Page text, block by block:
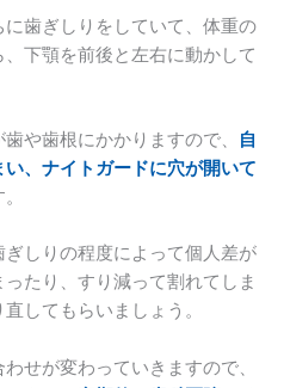
歯ぎしりをしていて、体重の
下顎を前後と左右に動かして
や歯根にかかりますので、
自
、ナイトガードに穴が開いて
しりの程度によって個人差が
たり、すり減って割れてしま
してもらいましょう。
せが変わっていきますので、